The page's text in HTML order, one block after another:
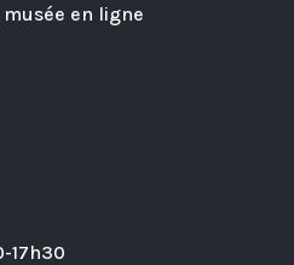
en ligne
17h30